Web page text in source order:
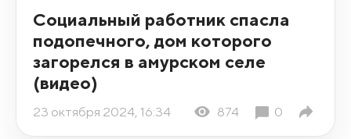
Социальный работник спасла
подопечного, дом которого
загорелся в амурском селе
(видео)
23 октября 2024, 16:34 874 0